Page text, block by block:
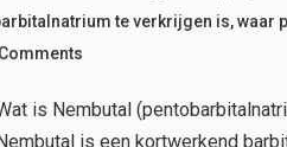
te verkrijgen is,waar
is Nembutal
is een kortwerkend